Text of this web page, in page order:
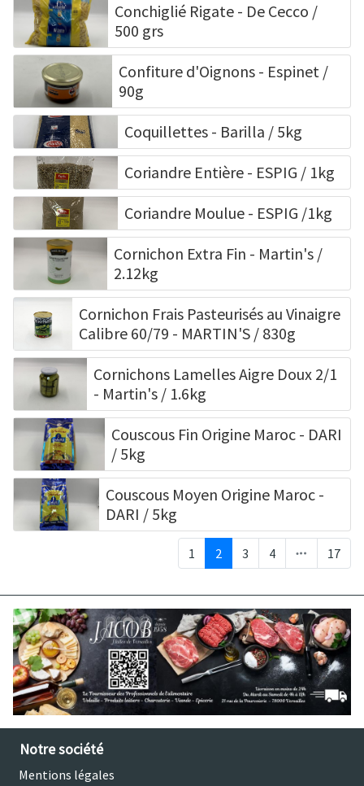
Conchiglié Rigate - De Cecco /
500 grs
Confiture d'Oignons - Espinet /
90g
Coquillettes - Barilla / 5kg
Coriandre Entière - ESPIG / 1kg
Coriandre Moulue - ESPIG /1kg
Cornichon Extra Fin - Martin's /
2.12kg
Cornichon Frais Pasteurisés au Vinaigre
Calibre 60/79 - MARTIN'S / 830g
Cornichons Lamelles Aigre Doux 2/1
- Martin's / 1.6kg
Couscous Fin Origine Maroc - DARI
/ 5kg
Couscous Moyen Origine Maroc -
DARI / 5kg
1 2 3 4 17
Notre société
Mentions légales